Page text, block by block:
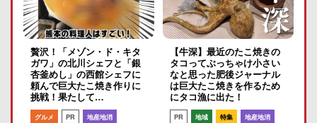
贅沢！「メゾン・ド・キタ
ガワ」の北川シェフと「銀
杏釜めし」の西館シェフに
頼んで巨大たこ焼き作りに
挑戦！果たして…
グルメ PR 地産地消
【牛深】最近のたこ焼きの
タコってぶっちゃけ小さい
なと思った肥後ジャーナル
は巨大たこ焼きを作るため
にタコ漁に出た！
PR 地域 特集 地産地消